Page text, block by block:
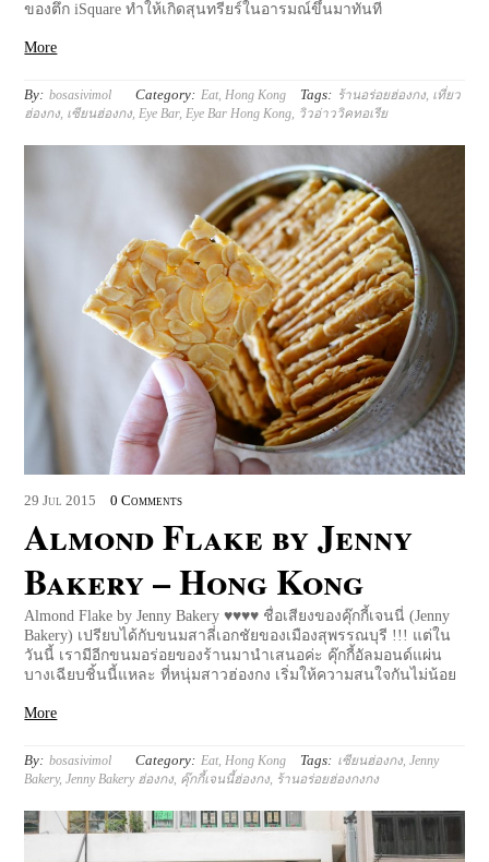
ของตึก iSquare ทำให้เกิดสุนทรียร์ในอารมณ์ขึ้นมาทันที
More
By: bosasivimol Category: Eat,Hong Kong Tags: ร้านอร่อยฮ่องกง, เที่ยว
ฮ่องกง, เซียนฮ่องกง,Eye Bar,Eye Bar Hong Kong, วิวอ่าววิคทอเรีย
29 Jul 2015 0 Comments
Almond Flake by Jenny
Bakery – Hong Kong
Almond Flake by Jenny Bakery ♥♥♥♥ ชื่อเสียงของคุ๊กกี้เจนนี่ (Jenny
Bakery) เปรียบได้กับขนมสาลี่เอกชัยของเมืองสุพรรณบุรี !!! แต่ใน
วันนี้ เรามีอีกขนมอร่อยของร้านมานำเสนอค่ะ คุ๊กกี้อัลมอนด์แผ่น
บางเฉียบชิ้นนี้แหละ ที่หนุ่มสาวฮ่องกง เริ่มให้ความสนใจกันไม่น้อย
More
By: bosasivimol Category: Eat,Hong Kong Tags: เซียนฮ่องกง, Jenny
Bakery,Jenny Bakery ฮ่องกง, คุ๊กกี้เจนนี้ฮ่องกง, ร้านอร่อยฮ่องกงกง